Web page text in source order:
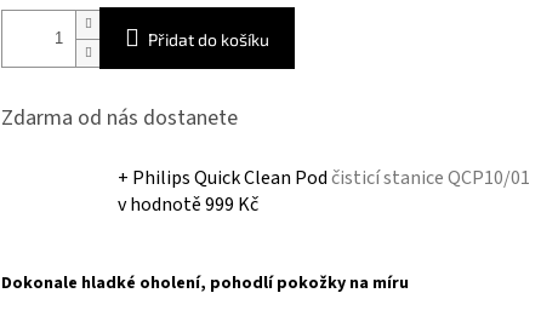
Přidat do košíku
Zdarma od nás dostanete
+ Philips Quick Clean Podčisticí stanice QCP10/01
v hodnotě 999 Kč
Dokonale hladké oholení, pohodlí pokožky na míru